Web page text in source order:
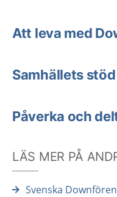
Att leva med
Samhällets stöd
Påverka och
LÄS MER PÅ
Svenska